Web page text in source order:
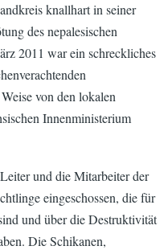
knallhart in seiner
des nepalesischen
2011 war ein schreckliches
von den lokalen
Innenministerium
und die Mitarbeiter der
eingeschossen, die für
und über die Destruktivität
Die Schikanen,